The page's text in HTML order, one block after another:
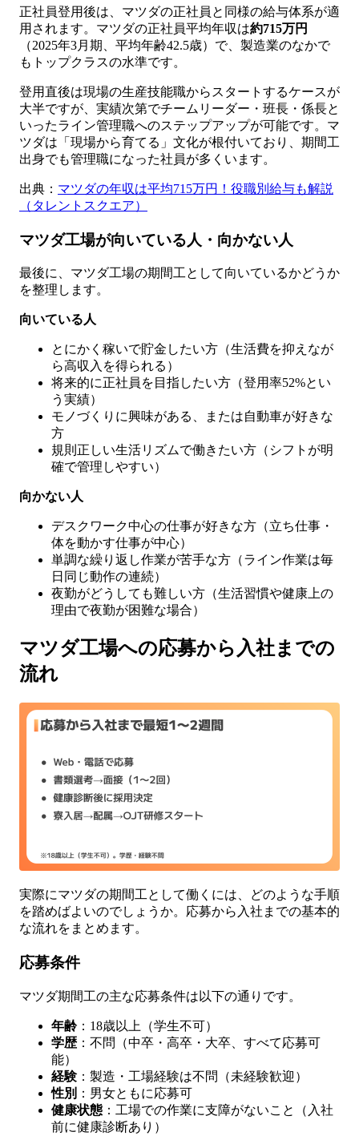
正社員登用後は、マツダの正社員と同様の給与体系が適
用されます。マツダの正社員平均年収は約715万円
（2025年3月期、平均年齢42.5歳）で、製造業のなかで
もトップクラスの水準です。
登用直後は現場の生産技能職からスタートするケースが
大半ですが、実績次第でチームリーダー・班長・係長と
いったライン管理職へのステップアップが可能です。マ
ツダは「現場から育てる」文化が根付いており、期間工
出身でも管理職になった社員が多くいます。
出典： マツダの年収は平均715万円！役職別給与も解説
（タレントスクエア）
マツダ工場が向いている人・向かない人
最後に、マツダ工場の期間工として向いているかどうか
を整理します。
向いている人
とにかく稼いで貯金したい方（生活費を抑えなが
ら高収入を得られる）
将来的に正社員を目指したい方（登用率52%とい
う実績）
モノづくりに興味がある、または自動車が好きな
方
規則正しい生活リズムで働きたい方（シフトが明
確で管理しやすい）
向かない人
デスクワーク中心の仕事が好きな方（立ち仕事・
体を動かす仕事が中心）
単調な繰り返し作業が苦手な方（ライン作業は毎
日同じ動作の連続）
夜勤がどうしても難しい方（生活習慣や健康上の
理由で夜勤が困難な場合）
マツダ工場への応募から入社までの
流れ
実際にマツダの期間工として働くには、どのような手順
を踏めばよいのでしょうか。応募から入社までの基本的
な流れをまとめます。
応募条件
マツダ期間工の主な応募条件は以下の通りです。
年齢 ：18歳以上（学生不可）
学歴：不問（中卒・高卒・大卒、すべて応募可
能）
経験：製造・工場経験は不問（未経験歓迎）
性別 ：男女ともに応募可
健康状態 ：工場での作業に支障がないこと（入社
前に健康診断あり）